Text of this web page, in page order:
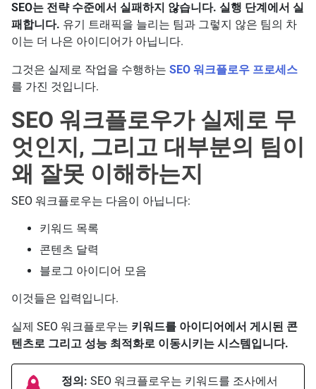
SEO는 전략 수준에서 실패하지 않습니다. 실행 단계에서 실
패합니다. 유기 트래픽을 늘리는 팀과 그렇지 않은 팀의 차
이는 더 나은 아이디어가 아닙니다.
그것은 실제로 작업을 수행하는 SEO 워크플로우 프로세스
를 가진 것입니다.
SEO 워크플로우가 실제로 무
엇인지, 그리고 대부분의 팀이
왜 잘못 이해하는지
SEO 워크플로우는 다음이 아닙니다:
키워드 목록
콘텐츠 달력
블로그 아이디어 모음
이것들은 입력입니다.
실제 SEO 워크플로우는 키워드를 아이디어에서 게시된 콘
텐츠로 그리고 성능 최적화로 이동시키는 시스템입니다.
정의: SEO 워크플로우는 키워드를 조사에서